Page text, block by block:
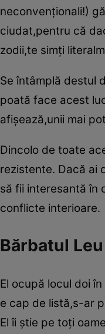
neconvenţionali!)
ciudat,pentru că
zodii,te simţi
Se întâmplă destul
poată face acest
afişează,unii mai
Dincolo de toate
rezistente. Dacă ai
să fii interesantă în
conflicte interioare.
Bărbatul
El ocupă locul doi
e cap de listă,s-ar
El îi ştie pe toţi